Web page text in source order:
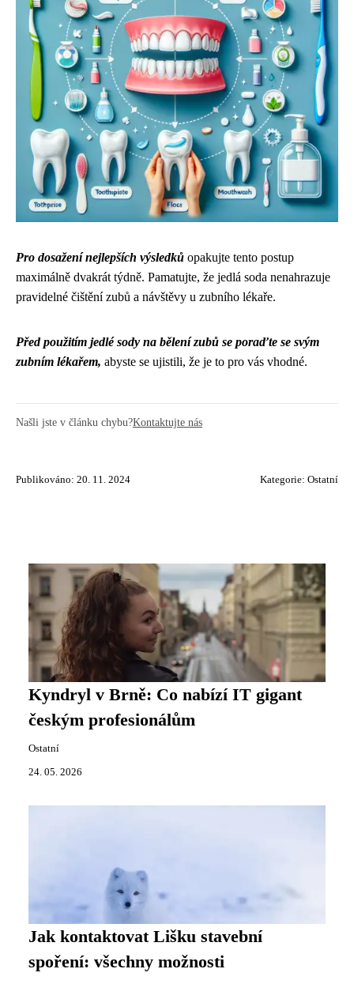
Pro dosažení nejlepších výsledků opakujte tento postup
maximálně dvakrát týdně. Pamatujte, že jedlá soda nenahrazuje
pravidelné čištění zubů a návštěvy u zubního lékaře.
Před použitím jedlé sody na bělení zubů se poraďte se svým
zubním lékařem, abyste se ujistili, že je to pro vás vhodné.
Našli jste v článku chybu?Kontaktujte nás
Publikováno: 20. 11. 2024 Kategorie: Ostatní
Kyndryl v Brně: Co nabízí IT gigant
českým profesionálům
Ostatní
24. 05. 2026
Jak kontaktovat Lišku stavební
spoření: všechny možnosti